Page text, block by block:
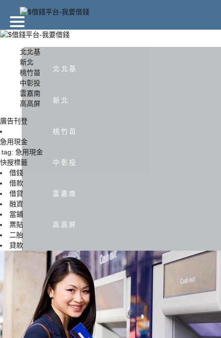
北北基
新北
桃竹苗
中彰投
雲嘉南
高高屏
北北基
新北
桃竹苗
中彰投
雲嘉南
高高屏
廣告刊登
急用現金
tag: 急用現金
快搜標籤
借錢
借款
借貸
融資
當鋪
票貼
二胎
貸款
北北基
中彰投